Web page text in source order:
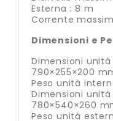
Esterna : 8 m
Corrente
Dimensioni e
Dimensioni unità
790×255×200
Peso unità
Dimensioni unità
780×540×260
Peso unità